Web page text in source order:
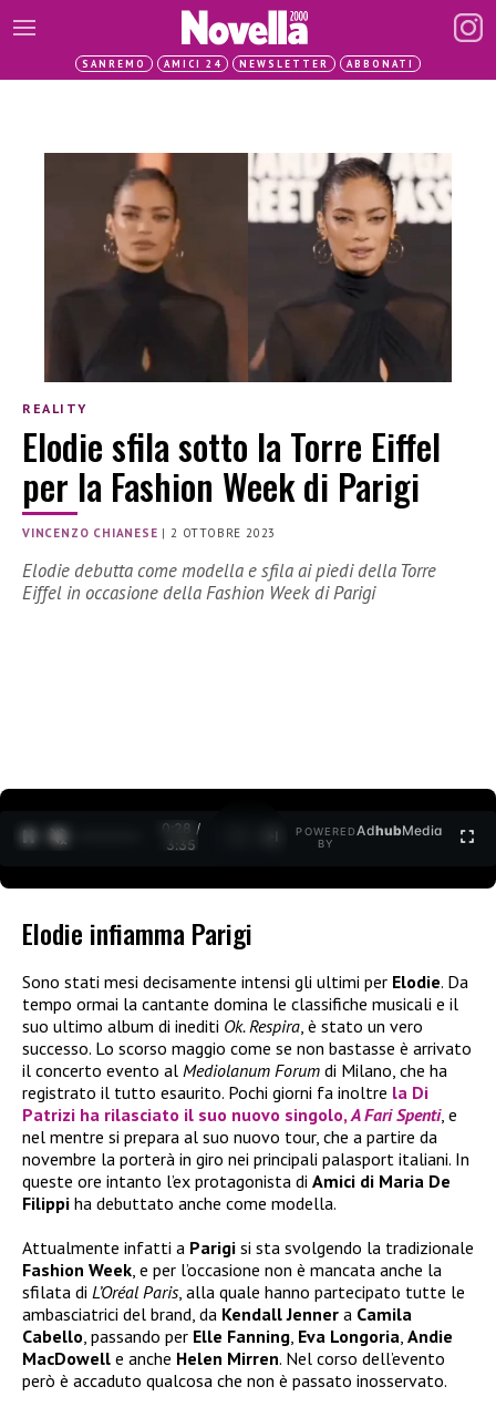
SANREMO AMICI 24 NEWSLETTER ABBONATI
REALITY
Elodie sfila sotto la Torre Eiffel
per la Fashion Week di Parigi
VINCENZO CHIANESE |2 OTTOBRE 2023
Elodie debutta come modella e sfila ai piedi della Torre
Eiffel in occasione della Fashion Week di Parigi
0:30 /
3:35
POWERED
BY
AdhubMedia
Elodie infiamma Parigi
Sono stati mesi decisamente intensi gli ultimi per Elodie. Da
tempo ormai la cantante domina le classifiche musicali e il
suo ultimo album di inediti Ok. Respira, è stato un vero
successo. Lo scorso maggio come se non bastasse è arrivato
il concerto evento al Mediolanum Forum di Milano, che ha
registrato il tutto esaurito. Pochi giorni fa inoltre la Di
Patrizi ha rilasciato il suo nuovo singolo,A Fari Spenti, e
nel mentre si prepara al suo nuovo tour, che a partire da
novembre la porterà in giro nei principali palasport italiani. In
queste ore intanto l’ex protagonista di Amici di Maria De
Filippi ha debuttato anche come modella.
Attualmente infatti a Parigi si sta svolgendo la tradizionale
Fashion Week, e per l’occasione non è mancata anche la
sfilata di L’Oréal Paris, alla quale hanno partecipato tutte le
ambasciatrici del brand, da Kendall Jenner a Camila
Cabello, passando per Elle Fanning, Eva Longoria, Andie
MacDowell e anche Helen Mirren. Nel corso dell’evento
però è accaduto qualcosa che non è passato inosservato.